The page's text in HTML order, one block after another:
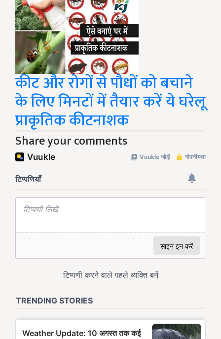
कीट और रोगों से पौधों को बचाने
के लिए मिनटों में तैयार करें ये घरेलू
प्राकृतिक कीटनाशक
Share your comments